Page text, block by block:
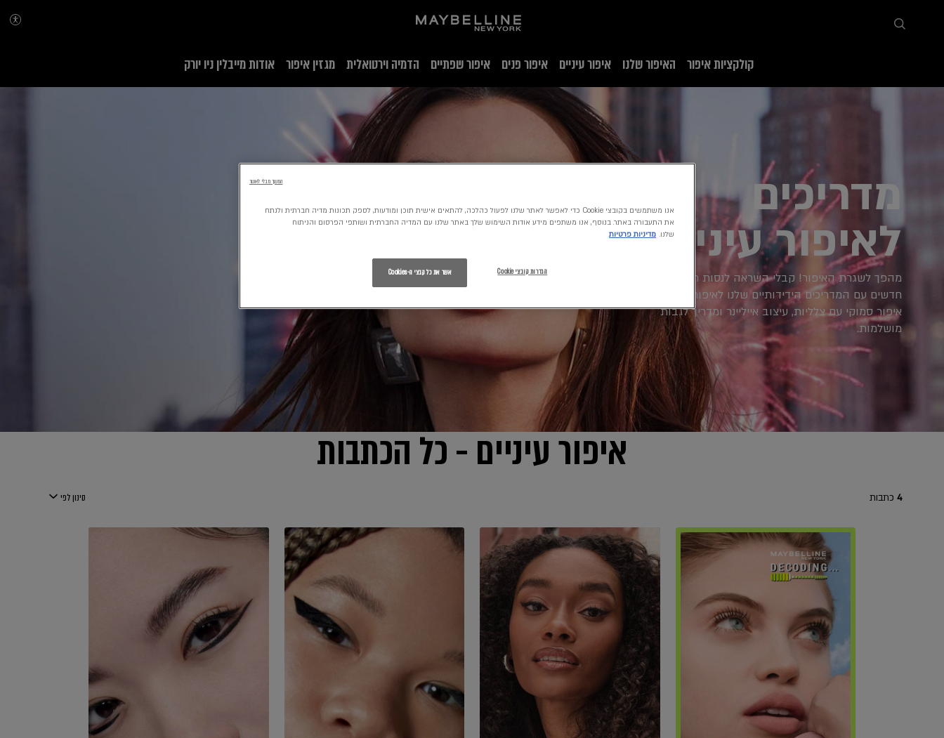
קולקציות איפור האיפור שלנו איפור עיניים איפור פנים איפור שפתיים הדמיה וירטואלית מגזין איפור אודות מייבלין ניו יורק
מדריכים
לאיפור עיניים
מהפך לשגרת האיפור! קבלי השראה לנסות רעיונות
חדשים עם המדריכים הידידותיים שלנו לאיפור עיניים, כמו
איפור סמוקי עם צלליות, עיצוב אייליינר ומדריך לגבות
מושלמות.
איפור עיניים - כל הכתבות
4 כתבות סינון לפי
אנו משתמשים בקובצי Cookie כדי לאפשר לאתר שלנו לפעול כהלכה, להתאים אישית תוכן ומודעות, לספק תכונות מדיה חברתית ולנתח
את התעבורה באתר. בנוסף, אנו משתפים מידע אודות השימוש שלך באתר שלנו עם המדיה החברתית ושותפי הפרסום והניתוח
שלנו. מדיניות פרטיות
הגדרות קובצי Cookie אשר את כל קבצי ה-Cookies
המשך מבלי לאשר